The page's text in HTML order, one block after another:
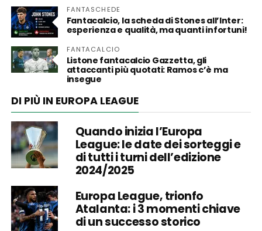
FANTASCHEDE
Fantacalcio, la scheda di Stones all’Inter:
esperienza e qualità, ma quanti infortuni!
FANTACALCIO
Listone fantacalcio Gazzetta, gli
attaccanti più quotati: Ramos c’è ma
insegue
DI PIÙ IN EUROPA LEAGUE
Quando inizia l’Europa
League: le date dei sorteggi e
di tutti i turni dell’edizione
2024/2025
Europa League, trionfo
Atalanta: i 3 momenti chiave
di un successo storico